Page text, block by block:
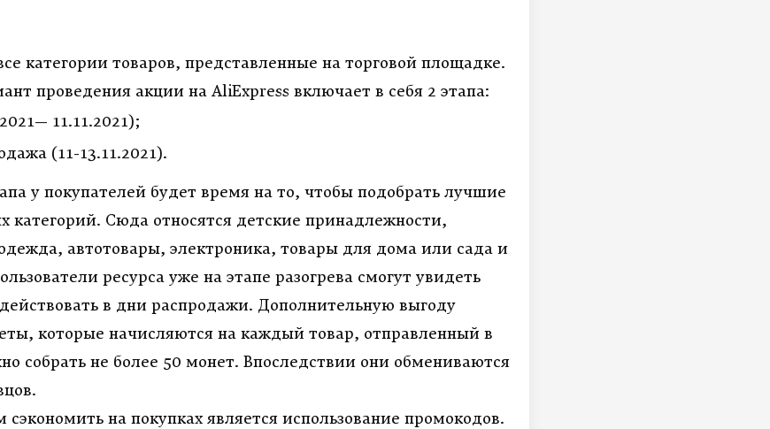
категории товаров, представленные на торговой площадке.
проведения акции на AliExpress включает в себя 2 этапа:
11.11.2021);
(11-13.11.2021).
у покупателей будет время на то, чтобы подобрать лучшие
категорий. Сюда относятся детские принадлежности,
автотовары, электроника, товары для дома или сада и
ресурса уже на этапе разогрева смогут увидеть
в дни распродажи. Дополнительную выгоду
которые начисляются на каждый товар, отправленный в
собрать не более 50 монет. Впоследствии они обмениваются
на покупках является использование промокодов.